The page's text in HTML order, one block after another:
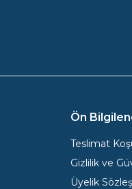
Ön
Teslimat
Gizlilik ve
Üyelik